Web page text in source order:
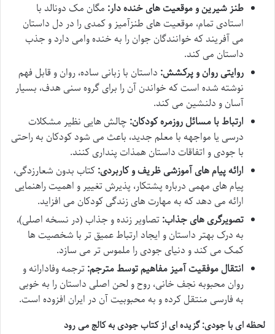
طنز شیرین و موقعیت های خنده دار: مگان مک دونالد با
استادی تمام، موقعیت های طنزآمیز و کمدی را در دل داستان
می آفریند که خوانندگان جوان را به خنده وامی دارد و جذب
داستان می کند.
روایتی روان و پرکشش: داستان با زبانی ساده، روان و قابل فهم
نوشته شده است که خواندن آن را برای گروه سنی هدف، بسیار
آسان و دلنشین می کند.
ارتباط با مسائل روزمره کودکان: چالش هایی نظیر مشکلات
درسی یا مواجهه با معلم جدید، باعث می شود کودکان به راحتی
با جودی و اتفاقات داستان همذات پنداری کنند.
ارائه پیام های آموزشی ظریف و کاربردی:کتاب بدون شعارزدگی،
پیام های مهمی درباره پشتکار، پذیرش تغییر و اهمیت راهنمایی
ارائه می دهد که به مهارت های زندگی کودکان می افزاید.
تصویرگری های جذاب:تصاویر زنده و جذاب (در نسخه اصلی)،
به درک بهتر داستان و ایجاد ارتباط عمیق تر با شخصیت ها
کمک می کند و دنیای جودی را ملموس تر می سازد.
انتقال موفقیت آمیز مفاهیم توسط مترجم:ترجمه وفادارانه و
روان محبوبه نجف خانی، روح و لحن اصلی داستان را به خوبی
به فارسی منتقل کرده و به محبوبیت آن در ایران افزوده است.
لحظه ای با جودی: گزیده ای از کتابجودی به کالج می رود